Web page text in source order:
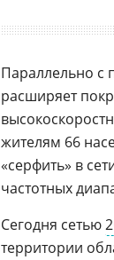
Параллельно с
расширяет
жителям 66
«серфить» в
частотных
Сегодня сетью
территории